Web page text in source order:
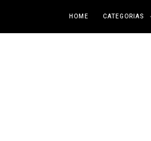
HOME CATEGORIAS